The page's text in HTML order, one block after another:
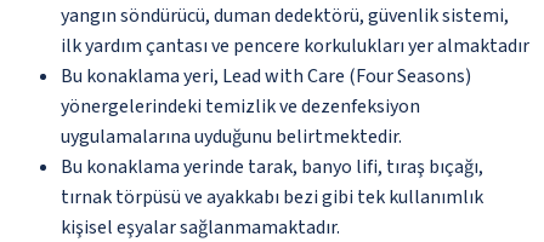
yangın söndürücü, duman dedektörü, güvenlik sistemi,
ilk yardım çantası ve pencere korkulukları yer almaktadır
Bu konaklama yeri, Lead with Care (Four Seasons)
yönergelerindeki temizlik ve dezenfeksiyon
uygulamalarına uyduğunu belirtmektedir.
Bu konaklama yerinde tarak, banyo lifi, tıraş bıçağı,
tırnak törpüsü ve ayakkabı bezi gibi tek kullanımlık
kişisel eşyalar sağlanmamaktadır.